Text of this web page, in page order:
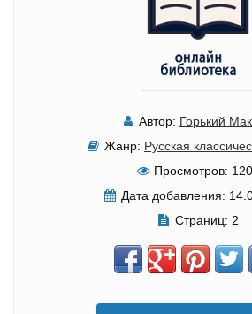
Автор: Горький
Жанр: Русская
Просмотров:
Дата добавления:
Страниц: 2